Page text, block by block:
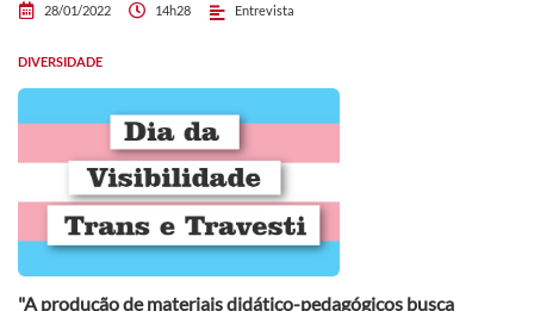
28/01/2022 14h28 Entrevista
DIVERSIDADE
"A produção de materiais didático-pedagógicos busca